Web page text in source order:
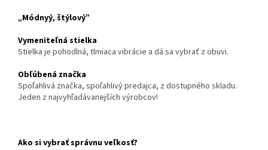
„Módnyý, štýlový”
Vymeniteľná stielka
Stielka je pohodlná, tlmiaca vibrácie a dá sa vybrať z obuvi.
Obľúbená značka
Spoľahlivá značka, spoľahlivý predajca, z dostupného skladu.
Jeden z najvyhľadávanejších výrobcov!
Ako si vybrať správnu veľkosť?